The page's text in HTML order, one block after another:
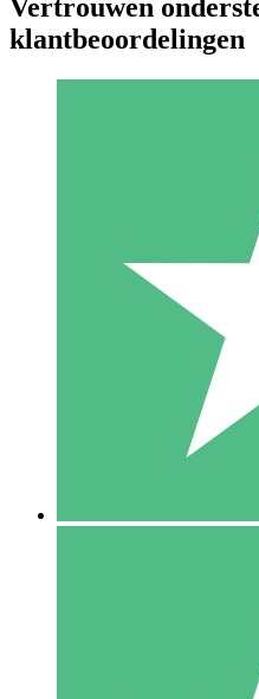
Individuele
Betaal per gebruik met
10
Vertrouwen
klantbeoordelingen